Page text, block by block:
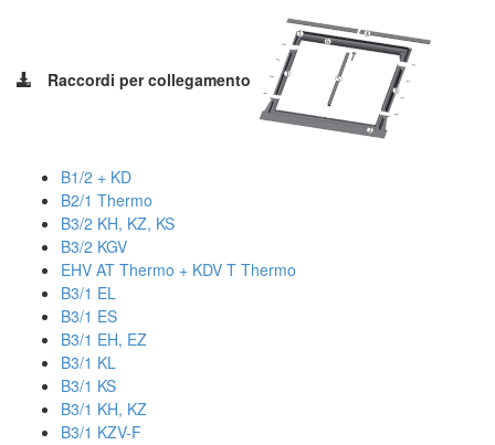
Raccordi per collegamento
B1/2 + KD
B2/1 Thermo
B3/2 KH, KZ, KS
B3/2 KGV
EHV AT Thermo + KDV T Thermo
B3/1 EL
B3/1 ES
B3/1 EH, EZ
B3/1 KL
B3/1 KS
B3/1 KH, KZ
B3/1 KZV-F